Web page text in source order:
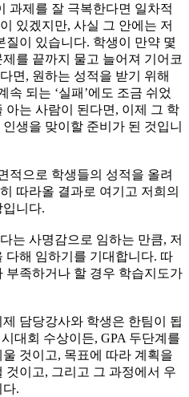
과제를 잘 극복한다면 일차적
있겠지만, 사실 그 안에는 저
이 있습니다. 학생이 만약 몇
를 끝까지 물고 늘어져 기어코
면, 원하는 성적을 받기 위해
속 되는 ‘실패’에도 조금 쉬었
아는 사람이 된다면, 이제 그 학
생을 맞이할 준비가 된 것입니
적으로 학생들의 성적을 올려
따라올 결과로 여기고 저희의
니다.
는 사명감으로 임하는 만큼, 저
다해 임하기를 기대합니다. 따
부족하거나 할 경우 학습지도가
담당강사와 학생은 한팀이 됩
대회 수상이든, GPA 두단계를
것이고, 목표에 따라 계획을
이고, 그리고 그 과정에서 우
다.